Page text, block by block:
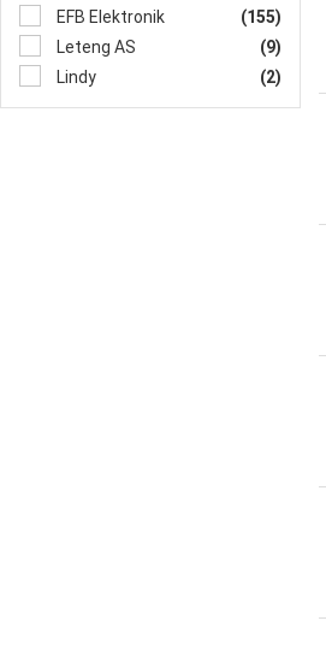
EFB Elektronik
(155)
Leteng AS
(9)
Lindy
(2)